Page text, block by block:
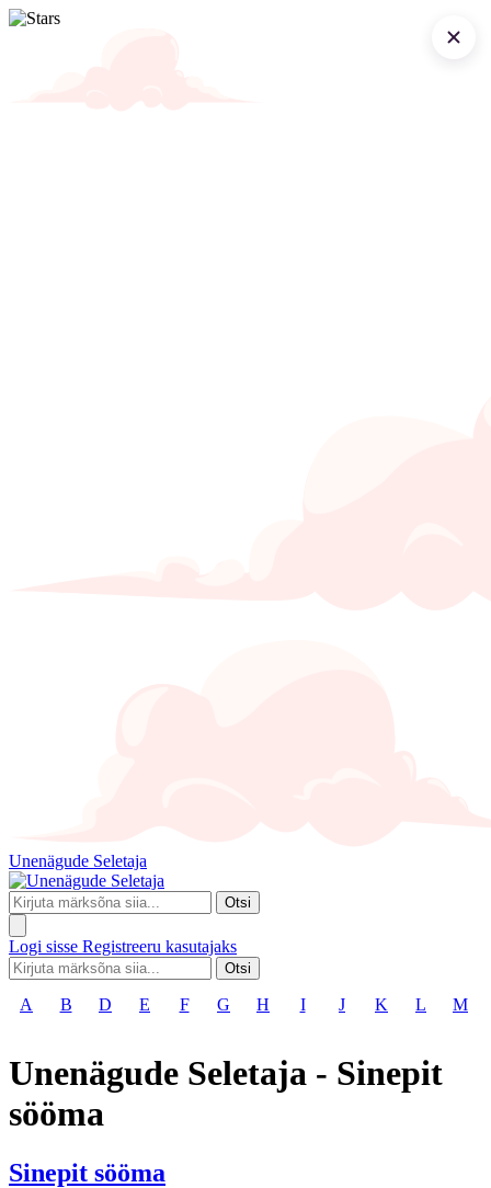
Unenägude Seletaja
Otsi
Logi sisse Registreeru kasutajaks
Otsi
A B D E F G H I J K L M
Unenägude Seletaja - Sinepit
sööma
Sinepit sööma